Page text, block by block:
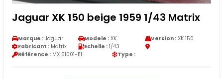
Jaguar XK 150 beige 1959 1/43 Matrix
Marque : Jaguar Modele : XK Version :XK 150
Fabricant : Matrix Echelle : 1/43
Référence : MX 51001-111 Type :